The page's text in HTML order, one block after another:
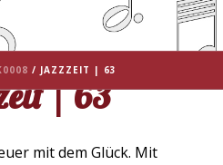
/ JAZZZEIT | 63
| 63
mit dem Glück. Mit